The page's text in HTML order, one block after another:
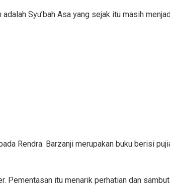
Syu’bah Asa yang sejak itu masih
Rendra. Barzanji merupakan buku berisi
Pementasan itu menarik perhatian dan